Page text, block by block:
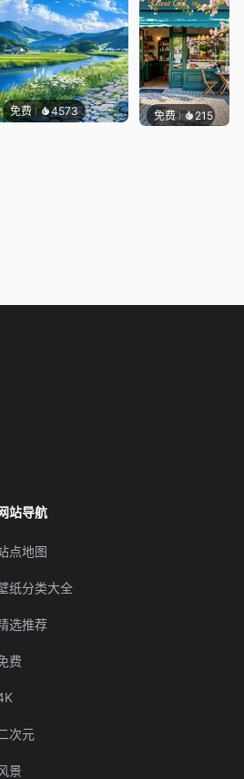
免费 4573 免费 215豆子
站导航
点地图
纸分类大全
选推荐
费
次元
景